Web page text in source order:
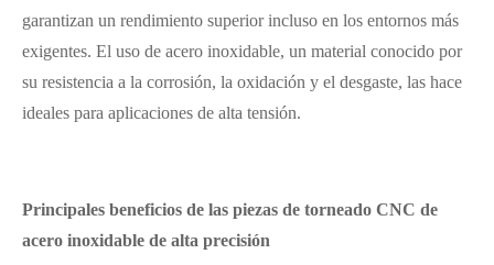
garantizan un rendimiento superior incluso en los entornos más
exigentes. El uso de acero inoxidable, un material conocido por
su resistencia a la corrosión, la oxidación y el desgaste, las hace
ideales para aplicaciones de alta tensión.
Principales beneficios de las piezas de torneado CNC de
acero inoxidable de alta precisión